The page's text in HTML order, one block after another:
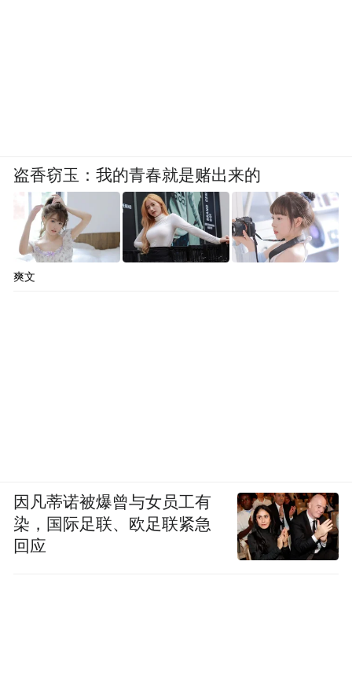
盗香窃玉：我的青春就是赌出来的
爽文
因凡蒂诺被爆曾与女员工有
染，国际足联、欧足联紧急
回应